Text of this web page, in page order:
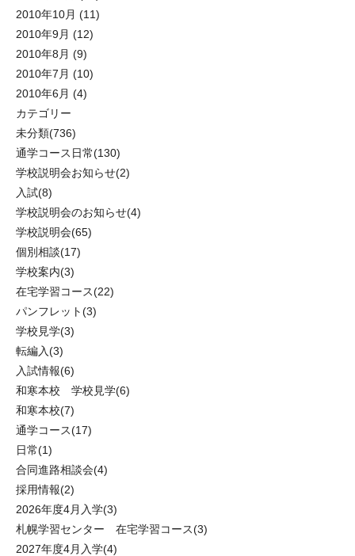
2010年10月 (11)
2010年9月 (12)
2010年8月 (9)
2010年7月 (10)
2010年6月 (4)
カテゴリー
未分類(736)
通学コース日常(130)
学校説明会お知らせ(2)
入試(8)
学校説明会のお知らせ(4)
学校説明会(65)
個別相談(17)
学校案内(3)
在宅学習コース(22)
パンフレット(3)
学校見学(3)
転編入(3)
入試情報(6)
和寒本校 学校見学(6)
和寒本校(7)
通学コース(17)
日常(1)
合同進路相談会(4)
採用情報(2)
2026年度4月入学(3)
札幌学習センター 在宅学習コース(3)
2027年度4月入学(4)